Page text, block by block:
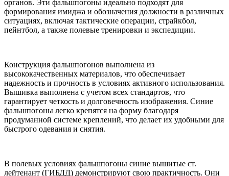
органов. Эти фальшпогоны идеально подходят для
формирования имиджа и обозначения должности в различных
ситуациях, включая тактические операции, страйкбол,
пейнтбол, а также полевые тренировки и экспедиции.
Конструкция фальшпогонов выполнена из
высококачественных материалов, что обеспечивает
надежность и прочность в условиях активного использования.
Вышивка выполнена с учетом всех стандартов, что
гарантирует четкость и долговечность изображения. Синие
фальшпогоны легко крепятся на форму благодаря
продуманной системе креплений, что делает их удобными для
быстрого одевания и снятия.
В полевых условиях фальшпогоны синие вышитые ст.
лейтенант (ГИБДД) демонстрируют свою практичность. Они